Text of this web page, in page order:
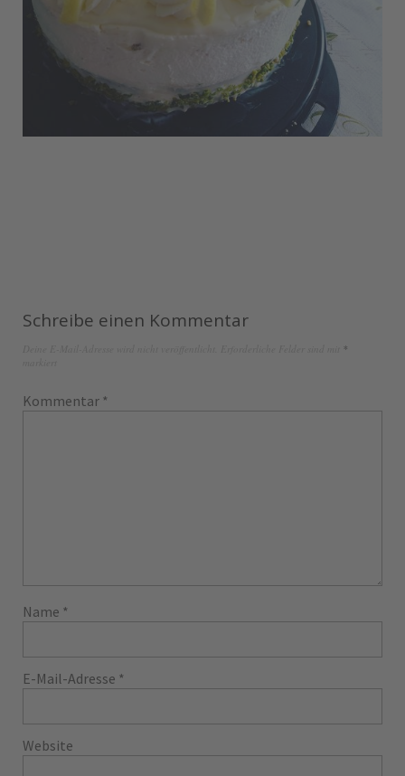
Schreibe einen Kommentar
*
Kommentar *
Name *
E-Mail-Adresse *
Website